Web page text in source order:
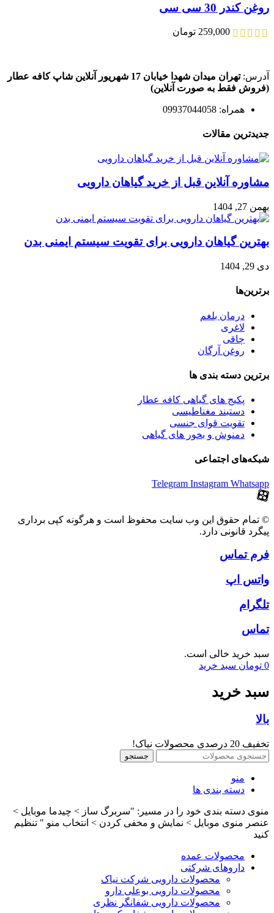
روغن کندر 30 سی سی
259,000 تومان
آدرس:تهران میدان شهدا خیابان 17 شهریور آنلاین شاپ کافه عطار
(فروش فقط به صورت آنلاین)
همراه: 09937044058
جدیدترین مقالات
مشاوره آنلاین قبل از خرید گیاهان دارویی
بهمن 27, 1404
بهترین گیاهان دارویی برای تقویت سیستم ایمنی بدن
دی 29, 1404
برترین‌ها
درمان بلغم
لاغری
چاقی
روغن آرگان
برترین‌ دسته بندی ها
پکیج های گیاهی کافه عطار
دستبند مغناطیسی
تقویت قوای جنسی
دمنوش و بخور های گیاهی
شبکه‌های اجتماعی
Telegram Instagram Whatsapp
© تمام حقوق این وب سایت محفوظ است و هرگونه کپی برداری
پیگرد قانونی دارد.
فرم تماس
واتس اپ
تلگرام
تماس
سبد خرید خالی است.
0 تومان سبد خرید
سبد خرید
بالا
تخفیف 20 درصدی محصولات نیاک!
جستجو
منو
دسته بندی ها
منوی دسته بندی خود را در مسیر: "سربرگ ساز > چیدما موبایل >
عنصر منوی موبایل > نمایش و مخفی کردن > انتخاب منو " تنظیم
کنید
محصولات عمده
داروهای شرکتی
محصولات دارویی شرکت نیاک
محصولات دارویی بوعلی دارو
محصولات دارویی شفانگر نظری